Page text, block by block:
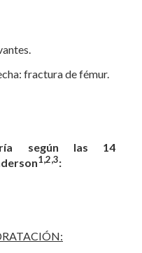
fractura de fémur.
según las 14
1,2,3: